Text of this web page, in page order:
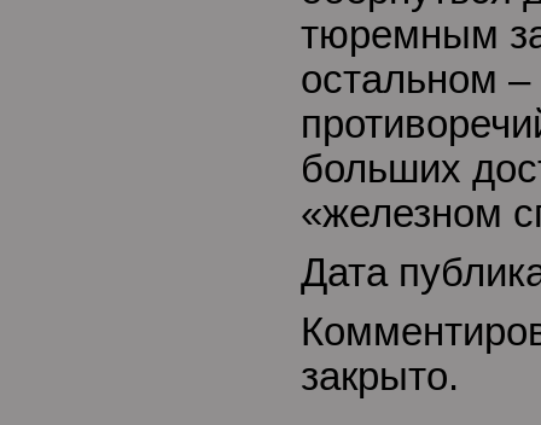
тюремным
остальном –
больших
«железном
Дата
закрыто.